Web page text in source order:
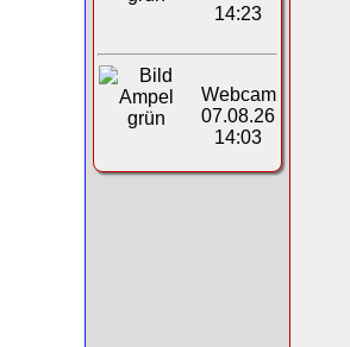
14:23
Webcam
07.08.26
14:03